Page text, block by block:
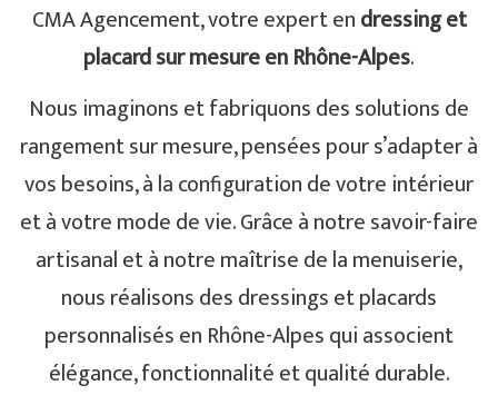
CMA Agencement, votre expert endressing et
placard sur mesure en Rhône-Alpes.
Nous imaginons et fabriquons des solutions de
rangement sur mesure, pensées pour s’adapter à
vos besoins, à la configuration de votre intérieur
et à votre mode de vie. Grâce à notre savoir-faire
artisanal et à notre maîtrise de la menuiserie,
nous réalisons des dressings et placards
personnalisés en Rhône-Alpes qui associent
élégance, fonctionnalité et qualité durable.